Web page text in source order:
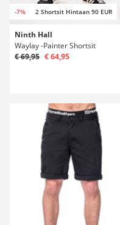
-7% 2 Shortsit Hintaan 90 EUR
Ninth Hall
Waylay -Painter Shortsit
€ 69,95 € 64,95